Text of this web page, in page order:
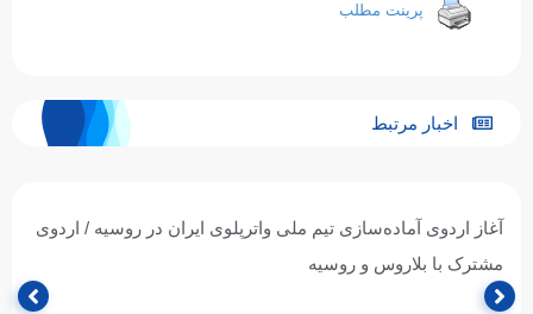
پرینت مطلب
اخبار مرتبط
آغاز اردوی آماده‌سازی تیم ملی واترپلوی ایران در روسیه / اردوی
مشترک با بلاروس و روسیه